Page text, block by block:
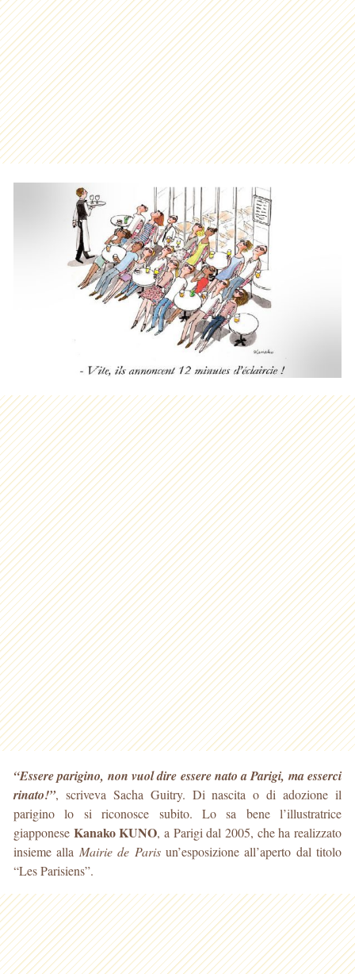
“Essere parigino, non vuol dire essere nato a Parigi, ma esserci
rinato!”, scriveva Sacha Guitry. Di nascita o di adozione il
parigino lo si riconosce subito. Lo sa benel’illustratrice
giapponese Kanako KUNO, a Parigi dal 2005, che ha realizzato
insieme alla Mairie de Parisun’esposizione all’aperto dal titolo
“Les Parisiens”.